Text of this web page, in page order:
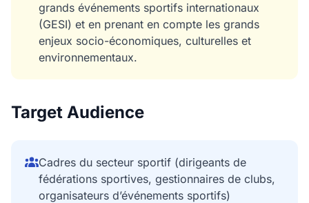
grands événements sportifs internationaux
(GESI) et en prenant en compte les grands
enjeux socio-économiques, culturelles et
environnementaux.
Target Audience
Cadres du secteur sportif (dirigeants de
fédérations sportives, gestionnaires de clubs,
organisateurs d’événements sportifs)